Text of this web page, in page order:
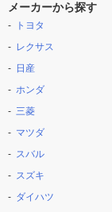
メーカーから探す
トヨタ
レクサス
日産
ホンダ
三菱
マツダ
スバル
スズキ
ダイハツ